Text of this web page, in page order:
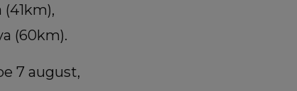
(60km).
7 august,